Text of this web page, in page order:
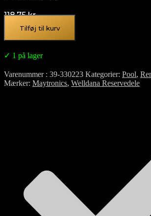
118,75kr.
Tilføj til kurv
✓ 1 på lager
Varenummer 39-330223 Kategorier Pool,
Mærker Maytronics, Welldana Reservedele